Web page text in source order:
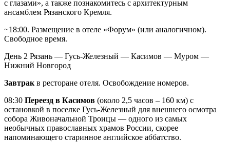
с глазами», а также познакомитесь с архитектурным
ансамблем Рязанского Кремля.
~18:00. Размещение в отеле «Форум» (или аналогичном).
Свободное время.
День 2 Рязань — Гусь-Железный — Касимов — Муром —
Нижний Новгород
Завтрак в ресторане отеля. Освобождение номеров.
08:30 Переезд в Касимов (около 2,5 часов – 160 км) с
остановкой в поселке Гусь-Железный для внешнего осмотра
собора Живоначальной Троицы — одного из самых
необычных православных храмов России, скорее
напоминающего старинное английское аббатство.